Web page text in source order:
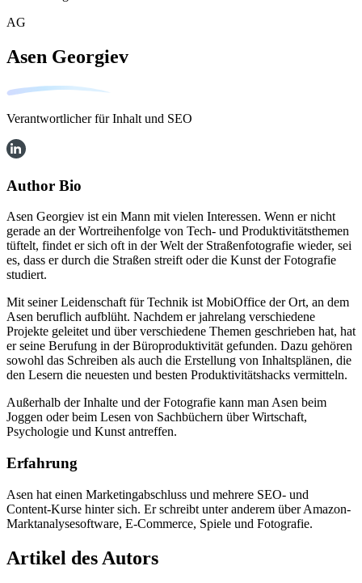
AG
Asen Georgiev
Verantwortlicher für Inhalt und SEO
Author Bio
Asen Georgiev ist ein Mann mit vielen Interessen. Wenn er nicht
gerade an der Wortreihenfolge von Tech- und Produktivitätsthemen
tüftelt, findet er sich oft in der Welt der Straßenfotografie wieder, sei
es, dass er durch die Straßen streift oder die Kunst der Fotografie
studiert.
Mit seiner Leidenschaft für Technik ist MobiOffice der Ort, an dem
Asen beruflich aufblüht. Nachdem er jahrelang verschiedene
Projekte geleitet und über verschiedene Themen geschrieben hat, hat
er seine Berufung in der Büroproduktivität gefunden. Dazu gehören
sowohl das Schreiben als auch die Erstellung von Inhaltsplänen, die
den Lesern die neuesten und besten Produktivitätshacks vermitteln.
Außerhalb der Inhalte und der Fotografie kann man Asen beim
Joggen oder beim Lesen von Sachbüchern über Wirtschaft,
Psychologie und Kunst antreffen.
Erfahrung
Asen hat einen Marketingabschluss und mehrere SEO- und
Content-Kurse hinter sich. Er schreibt unter anderem über Amazon-
Marktanalysesoftware, E-Commerce, Spiele und Fotografie.
Artikel des Autors